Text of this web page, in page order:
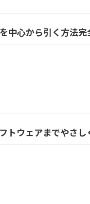
中心から引く方法完
トウェアまでやさし